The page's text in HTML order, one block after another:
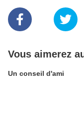
Vous aimerez
Un conseil d'ami